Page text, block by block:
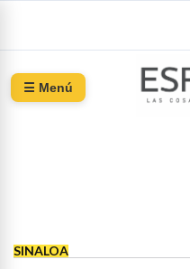
☰ Menú
SINALOA